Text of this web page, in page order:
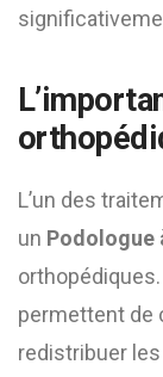
L’un des
un Podologue
permettent de
redistribuer